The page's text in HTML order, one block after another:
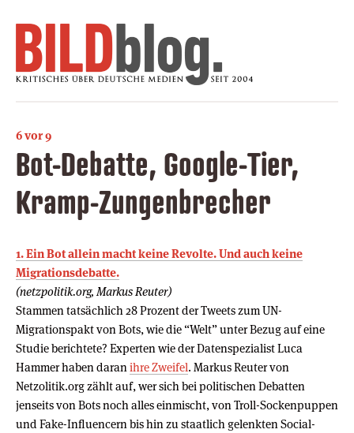
6 vor 9
Bot-Debatte, Google-Tier,
Kramp-Zungenbrecher
1. Ein Bot allein macht keine Revolte. Und auch keine
Migrationsdebatte.
(netzpolitik.org, Markus Reuter)
Stammen tatsächlich 28 Prozent der Tweets zum UN-
Migrationspakt von Bots, wie die “Welt” unter Bezug auf eine
Studie berichtete? Experten wie der Datenspezialist Luca
Hammer haben daran ihre Zweifel. Markus Reuter von
Netzolitik.org zählt auf, wer sich bei politischen Debatten
jenseits von Bots noch alles einmischt, von Troll-Sockenpuppen
und Fake-Influencern bis hin zu staatlich gelenkten Social-